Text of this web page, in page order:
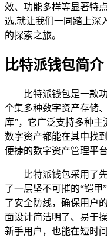
效、功能多样等显著特
选,就让我们一同踏上深
的探索之旅。
比特派钱包简介
比特派钱包是一款
个集多种数字资产存储
库”，它广泛支持多种主
数字资产都能在其中找
便捷的数字资产管理平台
比特派钱包采用了
了一层坚不可摧的“铠
了安全防线，确保用户
面设计简洁明了、易于
新手用户，也能在短时